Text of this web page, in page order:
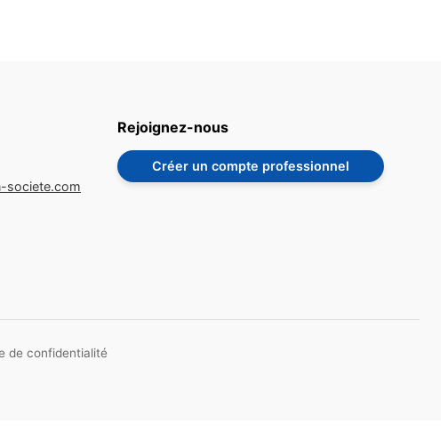
societe.com
Rejoignez-nous
Créer un compte professionnel
de confidentialité